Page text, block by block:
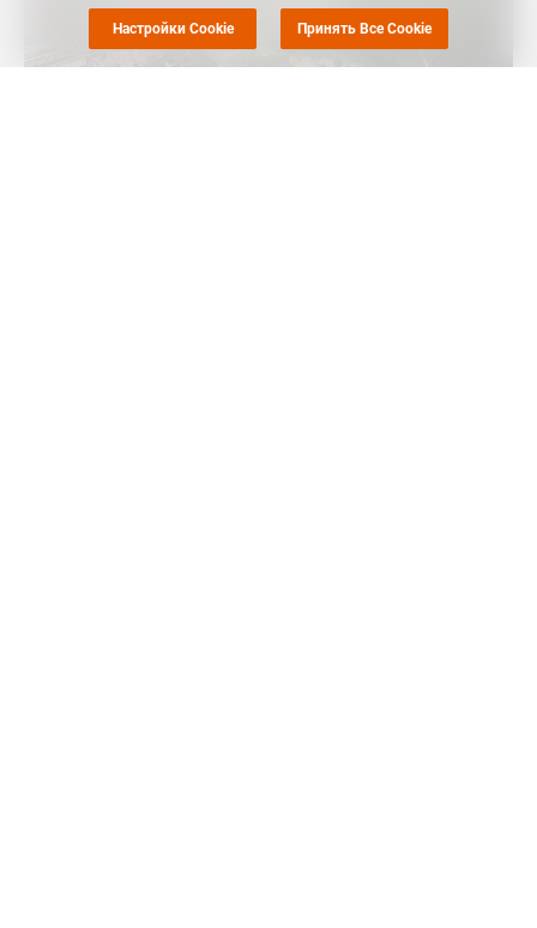
Настройки Cookie Принять Все Cookie